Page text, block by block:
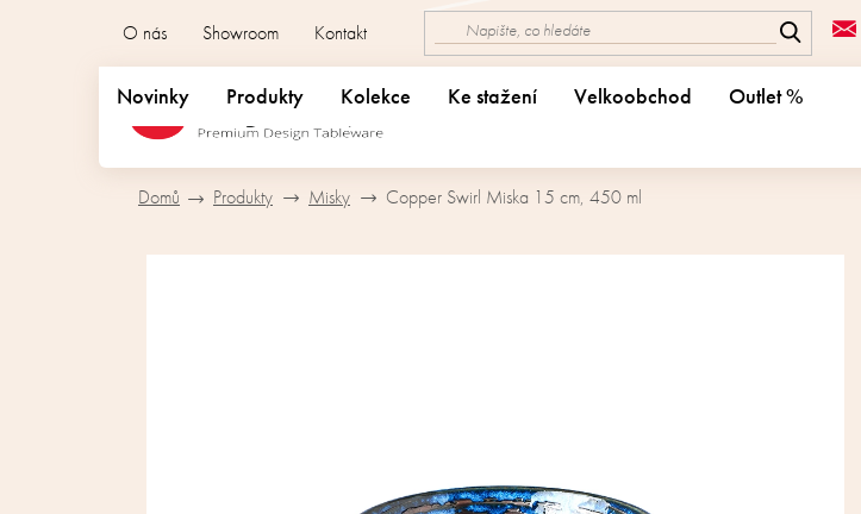
O nás Showroom Kontakt
Novinky Produkty Kolekce Ke stažení Velkoobchod Outlet %
Domů Produkty Misky Copper Swirl Miska 15 cm, 450 ml